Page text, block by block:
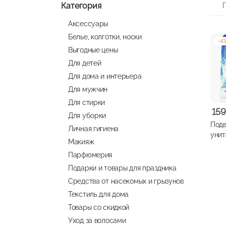
Категория
Аксессуары
Белье, колготки, носки
Выгодные цены
Для детей
Для дома и интерьера
Для мужчин
Для стирки
Для уборки
Личная гигиена
Макияж
Парфюмерия
Подарки и товары для праздника
Средства от насекомых и грызунов
Текстиль для дома
Товары со скидкой
Уход за волосами
-43
цена
цена: